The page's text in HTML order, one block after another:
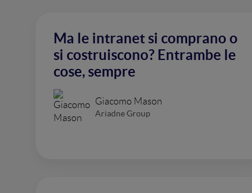
Ma le intranet si comprano o
si costruiscono? Entrambe le
cose, sempre
Giacomo Mason
Ariadne Group